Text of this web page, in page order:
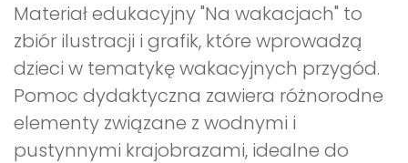
Materiał edukacyjny "Na wakacjach" to
zbiór ilustracji i grafik, które wprowadzą
dzieci w tematykę wakacyjnych przygód.
Pomoc dydaktyczna zawiera różnorodne
elementy związane z wodnymi i
pustynnymi krajobrazami, idealne do